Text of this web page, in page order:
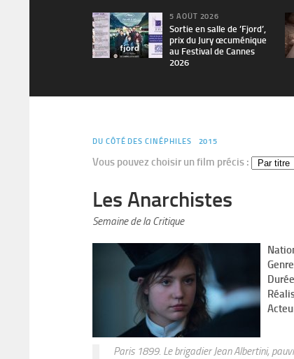
5 AOÛT 2026
Sortie en salle de ’Fjord’,
prix du Jury œcuménique
au Festival de Cannes
2026
DU CÔTÉ DES CINÉPHILES 2015
Vous pouvez choisir un film précis :
Les Anarchistes
Semaine de la Critique
Paris 1899. Le brigadier Jean Albertini,